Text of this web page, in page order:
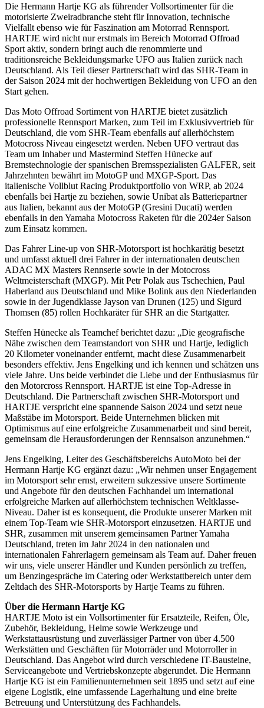
Die Hermann Hartje KG als führender Vollsortimenter für die
motorisierte Zweiradbranche steht für Innovation, technische
Vielfallt ebenso wie für Faszination am Motorrad Rennsport.
HARTJE wird nicht nur erstmals im Bereich Motorrad Offroad
Sport aktiv, sondern bringt auch die renommierte und
traditionsreiche Bekleidungsmarke UFO aus Italien zurück nach
Deutschland. Als Teil dieser Partnerschaft wird das SHR-Team in
der Saison 2024 mit der hochwertigen Bekleidung von UFO an den
Start gehen.
Das Moto Offroad Sortiment von HARTJE bietet zusätzlich
professionelle Rennsport Marken, zum Teil im Exklusivvertrieb für
Deutschland, die vom SHR-Team ebenfalls auf allerhöchstem
Motocross Niveau eingesetzt werden. Neben UFO vertraut das
Team um Inhaber und Mastermind Steffen Hünecke auf
Bremstechnologie der spanischen Bremsspezialisten GALFER, seit
Jahrzehnten bewährt im MotoGP und MXGP-Sport. Das
italienische Vollblut Racing Produktportfolio von WRP, ab 2024
ebenfalls bei Hartje zu beziehen, sowie Unibat als Batteriepartner
aus Italien, bekannt aus der MotoGP (Gresini Ducati) werden
ebenfalls in den Yamaha Motocross Raketen für die 2024er Saison
zum Einsatz kommen.
Das Fahrer Line-up von SHR-Motorsport ist hochkarätig besetzt
und umfasst aktuell drei Fahrer in der internationalen deutschen
ADAC MX Masters Rennserie sowie in der Motocross
Weltmeisterschaft (MXGP). Mit Petr Polak aus Tschechien, Paul
Haberland aus Deutschland und Mike Bolink aus den Niederlanden
sowie in der Jugendklasse Jayson van Drunen (125) und Sigurd
Thomsen (85) rollen Hochkaräter für SHR an die Startgatter.
Steffen Hünecke als Teamchef berichtet dazu: „Die geografische
Nähe zwischen dem Teamstandort von SHR und Hartje, lediglich
20 Kilometer voneinander entfernt, macht diese Zusammenarbeit
besonders effektiv. Jens Engelking und ich kennen und schätzen uns
viele Jahre. Uns beide verbindet die Liebe und der Enthusiasmus für
den Motorcross Rennsport. HARTJE ist eine Top-Adresse in
Deutschland. Die Partnerschaft zwischen SHR-Motorsport und
HARTJE verspricht eine spannende Saison 2024 und setzt neue
Maßstäbe im Motorsport. Beide Unternehmen blicken mit
Optimismus auf eine erfolgreiche Zusammenarbeit und sind bereit,
gemeinsam die Herausforderungen der Rennsaison anzunehmen.“
Jens Engelking, Leiter des Geschäftsbereichs AutoMoto bei der
Hermann Hartje KG ergänzt dazu: „Wir nehmen unser Engagement
im Motorsport sehr ernst, erweitern sukzessive unsere Sortimente
und Angebote für den deutschen Fachhandel um international
erfolgreiche Marken auf allerhöchstem technischen Weltklasse-
Niveau. Daher ist es konsequent, die Produkte unserer Marken mit
einem Top-Team wie SHR-Motorsport einzusetzen. HARTJE und
SHR, zusammen mit unserem gemeinsamen Partner Yamaha
Deutschland, treten im Jahr 2024 in den nationalen und
internationalen Fahrerlagern gemeinsam als Team auf. Daher freuen
wir uns, viele unserer Händler und Kunden persönlich zu treffen,
um Benzingespräche im Catering oder Werkstattbereich unter dem
Zeltdach des SHR-Motorsports by Hartje Teams zu führen.
Über die Hermann Hartje KG
HARTJE Moto ist ein Vollsortimenter für Ersatzteile, Reifen, Öle,
Zubehör, Bekleidung, Helme sowie Werkzeuge und
Werkstattausrüstung und zuverlässiger Partner von über 4.500
Werkstätten und Geschäften für Motorräder und Motorroller in
Deutschland. Das Angebot wird durch verschiedene IT-Bausteine,
Serviceangebote und Vertriebskonzepte abgerundet. Die Hermann
Hartje KG ist ein Familienunternehmen seit 1895 und setzt auf eine
eigene Logistik, eine umfassende Lagerhaltung und eine breite
Betreuung und Unterstützung des Fachhandels.